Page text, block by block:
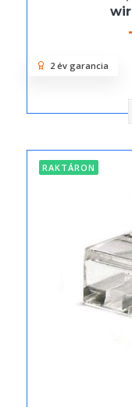
2 év garancia
RAKTÁRON